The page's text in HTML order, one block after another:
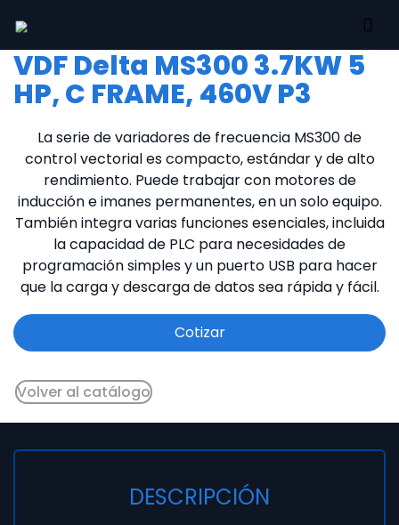
VDF Delta MS300 3.7KW 5
HP, C FRAME, 460V P3
La serie de variadores de frecuencia MS300 de
control vectorial es compacto, estándar y de alto
rendimiento. Puede trabajar con motores de
inducción e imanes permanentes, en un solo equipo.
También integra varias funciones esenciales, incluida
la capacidad de PLC para necesidades de
programación simples y un puerto USB para hacer
que la carga y descarga de datos sea rápida y fácil.
Cotizar
Volver al catálogo
DESCRIPCIÓN